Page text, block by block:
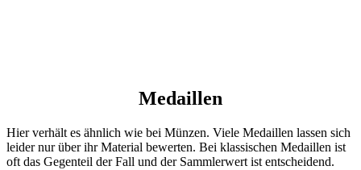
Medaillen
Hier verhält es ähnlich wie bei Münzen. Viele Medaillen lassen sich
leider nur über ihr Material bewerten. Bei klassischen Medaillen ist
oft das Gegenteil der Fall und der Sammlerwert ist entscheidend.